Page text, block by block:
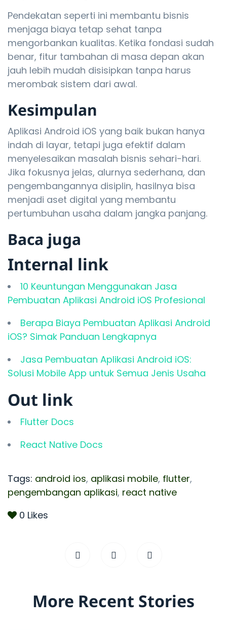
Pendekatan seperti ini membantu bisnis
menjaga biaya tetap sehat tanpa
mengorbankan kualitas. Ketika fondasi sudah
benar, fitur tambahan di masa depan akan
jauh lebih mudah disisipkan tanpa harus
merombak sistem dari awal.
Kesimpulan
Aplikasi Android iOS yang baik bukan hanya
indah di layar, tetapi juga efektif dalam
menyelesaikan masalah bisnis sehari-hari.
Jika fokusnya jelas, alurnya sederhana, dan
pengembangannya disiplin, hasilnya bisa
menjadi aset digital yang membantu
pertumbuhan usaha dalam jangka panjang.
Baca juga
Internal link
10 Keuntungan Menggunakan Jasa
Pembuatan Aplikasi Android iOS Profesional
Berapa Biaya Pembuatan Aplikasi Android
iOS? Simak Panduan Lengkapnya
Jasa Pembuatan Aplikasi Android iOS:
Solusi Mobile App untuk Semua Jenis Usaha
Out link
Flutter Docs
React Native Docs
Tags: android ios, aplikasi mobile, flutter,
pengembangan aplikasi, react native
0 Likes
More Recent Stories